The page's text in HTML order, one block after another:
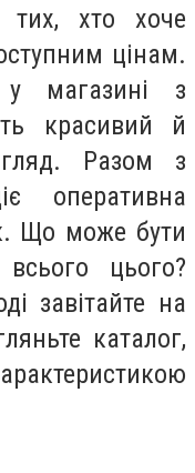
хто хоче
цінам.
у магазині з
красивий й
Разом з
оперативна
Що може бути
цього?
завітайте на
каталог,